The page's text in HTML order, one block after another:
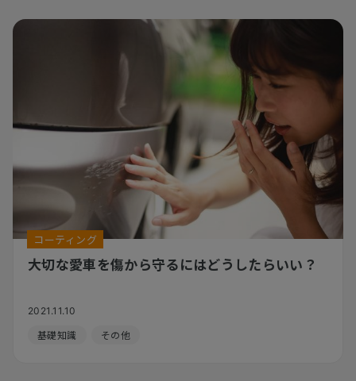
コーティング
大切な愛車を傷から守るにはどうしたらいい？
2021.11.10
基礎知識 その他